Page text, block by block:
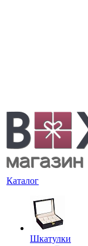
Каталог
Шкатулки